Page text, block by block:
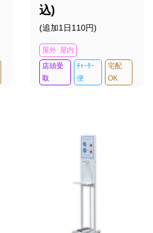
込)
(追加1日110円)
屋外･屋内
店頭受
取
ﾁｬｰﾀｰ
便
宅配
OK